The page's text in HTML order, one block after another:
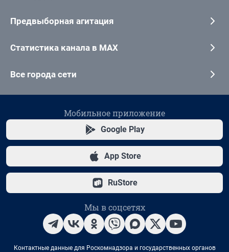
Предвыборная агитация
Статистика канала в MAX
Все города сети
Мобильное приложение
Google Play
App Store
RuStore
Мы в соцсетях
Контактные данные для Роскомнадзора и государственных органов